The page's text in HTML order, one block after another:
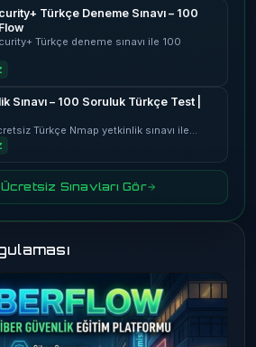
Türkçe Deneme Sınavı – 100
Türkçe deneme sınavı ile 100
Sınavı – 100 Soruluk Türkçe Test |
Türkçe Nmap yetkinlik sınavı ile…
Sınavları Gör